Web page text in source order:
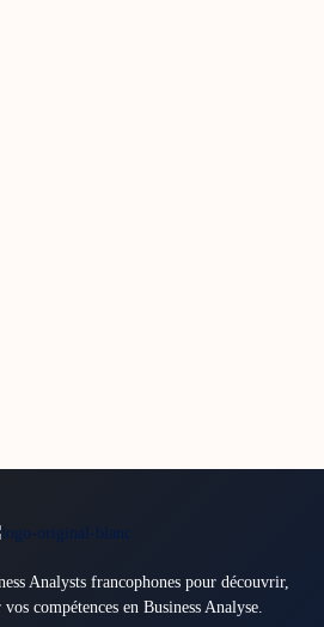
Analysts francophones pour découvrir,
compétences en Business Analyse.